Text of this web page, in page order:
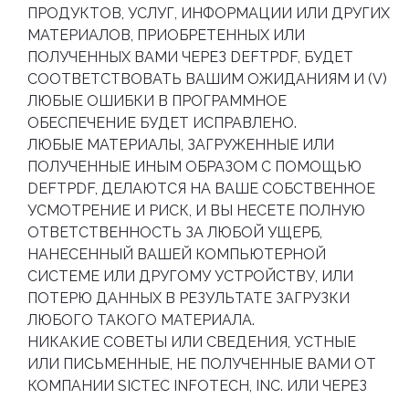
ПРОДУКТОВ, УСЛУГ, ИНФОРМАЦИИ ИЛИ ДРУГИХ
МАТЕРИАЛОВ, ПРИОБРЕТЕННЫХ ИЛИ
ПОЛУЧЕННЫХ ВАМИ ЧЕРЕЗ DEFTPDF, БУДЕТ
СООТВЕТСТВОВАТЬ ВАШИМ ОЖИДАНИЯМ И (V)
ЛЮБЫЕ ОШИБКИ В ПРОГРАММНОЕ
ОБЕСПЕЧЕНИЕ БУДЕТ ИСПРАВЛЕНО.
ЛЮБЫЕ МАТЕРИАЛЫ, ЗАГРУЖЕННЫЕ ИЛИ
ПОЛУЧЕННЫЕ ИНЫМ ОБРАЗОМ С ПОМОЩЬЮ
DEFTPDF, ДЕЛАЮТСЯ НА ВАШЕ СОБСТВЕННОЕ
УСМОТРЕНИЕ И РИСК, И ВЫ НЕСЕТЕ ПОЛНУЮ
ОТВЕТСТВЕННОСТЬ ЗА ЛЮБОЙ УЩЕРБ,
НАНЕСЕННЫЙ ВАШЕЙ КОМПЬЮТЕРНОЙ
СИСТЕМЕ ИЛИ ДРУГОМУ УСТРОЙСТВУ, ИЛИ
ПОТЕРЮ ДАННЫХ В РЕЗУЛЬТАТЕ ЗАГРУЗКИ
ЛЮБОГО ТАКОГО МАТЕРИАЛА.
НИКАКИЕ СОВЕТЫ ИЛИ СВЕДЕНИЯ, УСТНЫЕ
ИЛИ ПИСЬМЕННЫЕ, НЕ ПОЛУЧЕННЫЕ ВАМИ ОТ
КОМПАНИИ SICTEC INFOTECH, INC. ИЛИ ЧЕРЕЗ